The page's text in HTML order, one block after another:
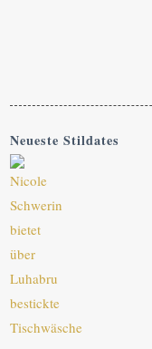
Neueste Stildates